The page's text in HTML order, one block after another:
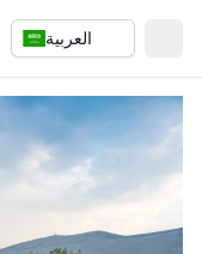
العربية